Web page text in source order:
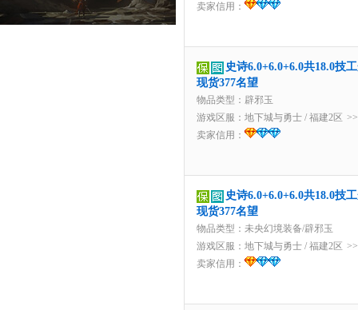
卖家信用：
史诗6.0+6.0+6.0共18.0技
现货377名望
物品类型：辟邪玉
游戏区服： 地下城与勇士 / 福建2区
卖家信用：
史诗6.0+6.0+6.0共18.0技
现货377名望
物品类型：未央幻境装备/辟邪玉
游戏区服： 地下城与勇士 / 福建2区
卖家信用：